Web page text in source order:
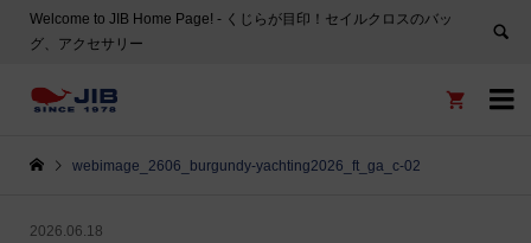
Welcome to JIB Home Page! ‐ くじらが目印！セイルクロスのバッ
グ、アクセサリー


webimage_2606_burgundy-yachting2026_ft_ga_c-02
2026.06.18